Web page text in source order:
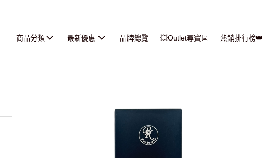
商品分類 最新優惠 品牌總覽 💥Outlet尋寶區 熱銷排行榜👑